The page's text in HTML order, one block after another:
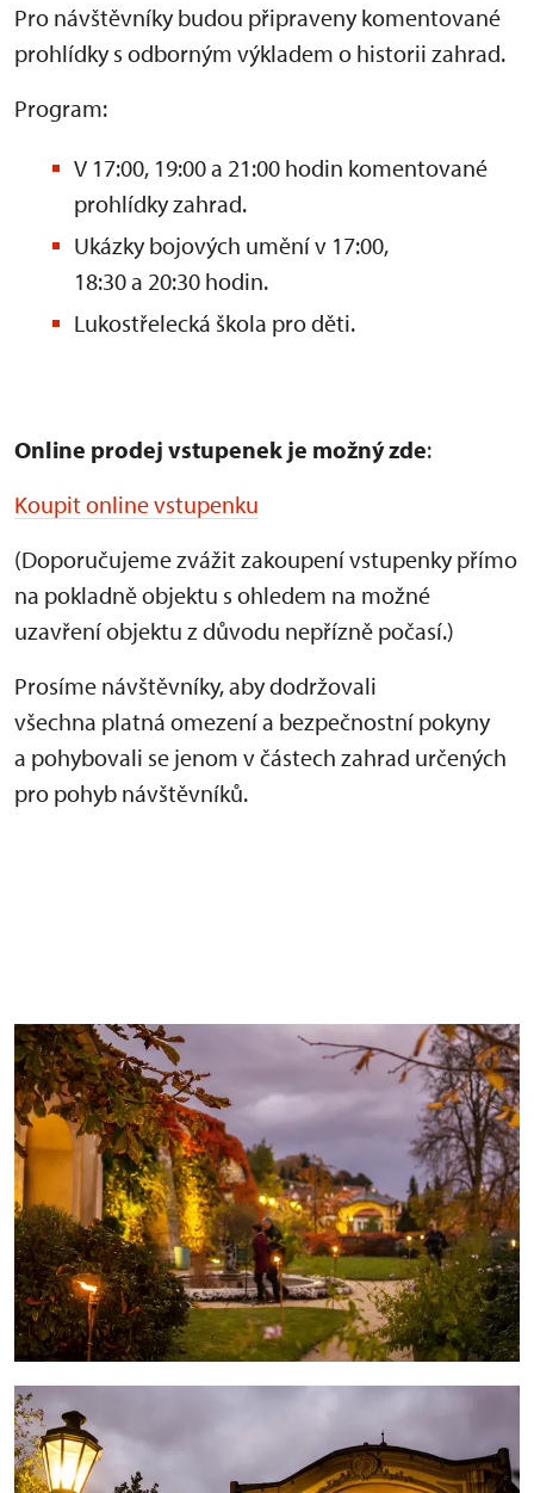
Pro návštěvníky budou připraveny komentované
prohlídky s odborným výkladem o historii zahrad.
Program:
V 17:00, 19:00 a 21:00 hodin komentované
prohlídky zahrad.
Ukázky bojových umění v 17:00,
18:30 a 20:30 hodin.
Lukostřelecká škola pro děti.
Online prodej vstupenek je možný zde:
Koupit online vstupenku
(Doporučujeme zvážit zakoupení vstupenky přímo
na pokladně objektu s ohledem na možné
uzavření objektu z důvodu nepřízně počasí.)
Prosíme návštěvníky, aby dodržovali
všechna platná omezení a bezpečnostní pokyny
a pohybovali se jenom v částech zahrad určených
pro pohyb návštěvníků.